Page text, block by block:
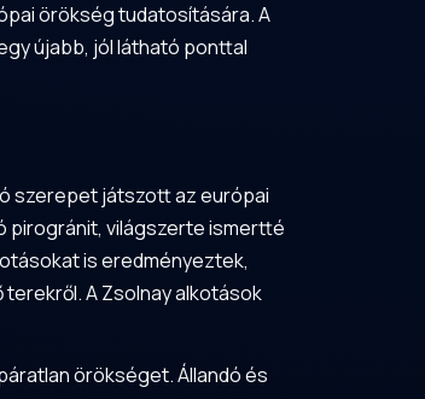
örökség tudatosítására. A
újabb, jól látható ponttal
szerepet játszott az európai
pirogránit, világszerte ismertté
is eredményeztek,
A Zsolnay alkotások
örökséget. Állandó és